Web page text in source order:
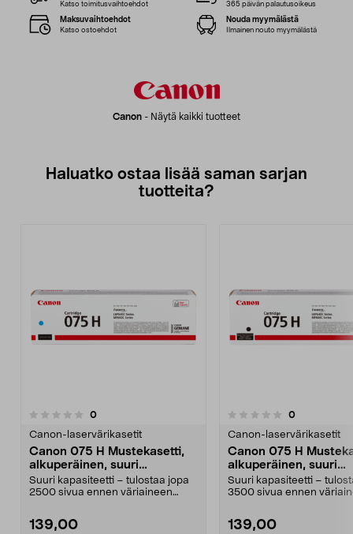
Canon - Näytä kaikki tuotteet
Katso toimitusvaihtoehdot 365 päivän palautusoikeus
Maksuvaihtoehdot
Katso ostoehdot
Nouda myymälästä
Ilmainen nouto myymälästä
Haluatko ostaa lisää saman sarjan
tuotteita?
0arvostelut
Canon-laservärikasetit
Canon 075 H Mustekasetti,
alkuperäinen, suuri
kapasiteetti, cyan
Suuri kapasiteetti – tulostaa jopa
2500 sivua ennen väriaineen
139,00
0.0 viidestä
0arvostelut
Canon-laservärikasetit
Canon 075 H
alkuperäinen, suuri
kapasiteetti, musta
Suuri kapasiteetti –
3500 sivua ennen
139,00
0.0 viidestä